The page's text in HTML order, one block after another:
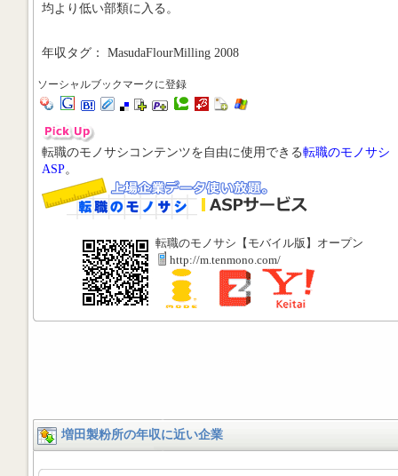
均より低い部類に入る。
年収タグ： MasudaFlourMilling 2008
ソーシャルブックマークに登録
転職のモノサシコンテンツを自由に使用できる転職のモノサシ
ASP。
転職のモノサシ【モバイル版】オープン
http://m.tenmono.com/
増田製粉所の年収に近い企業